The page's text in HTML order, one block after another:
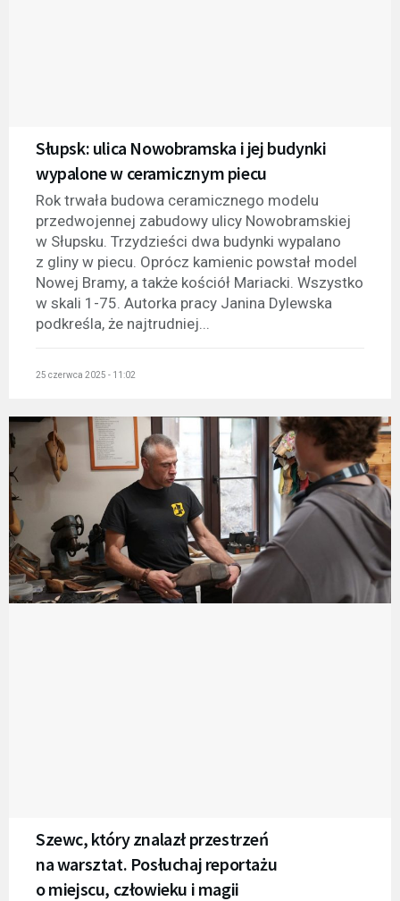
Słupsk: ulica Nowobramska i jej budynki
wypalone w ceramicznym piecu
Rok trwała budowa ceramicznego modelu
przedwojennej zabudowy ulicy Nowobramskiej
w Słupsku. Trzydzieści dwa budynki wypalano
z gliny w piecu. Oprócz kamienic powstał model
Nowej Bramy, a także kościół Mariacki. Wszystko
w skali 1-75. Autorka pracy Janina Dylewska
podkreśla, że najtrudniej...
25 czerwca 2025 - 11:02
Szewc, który znalazł przestrzeń
na warsztat. Posłuchaj reportażu
o miejscu, człowieku i magii